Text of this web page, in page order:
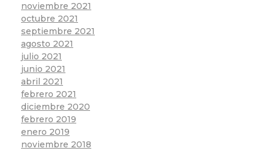
noviembre 2021
octubre 2021
septiembre 2021
agosto 2021
julio 2021
junio 2021
abril 2021
febrero 2021
diciembre 2020
febrero 2019
enero 2019
noviembre 2018